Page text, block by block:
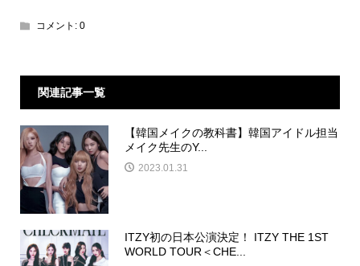
コメント: 0
関連記事一覧
【韓国メイクの教科書】韓国アイドル担当
メイク先生のY...
2023.01.31
ITZY初の日本公演決定！ ITZY THE 1ST
WORLD TOUR＜CHE...